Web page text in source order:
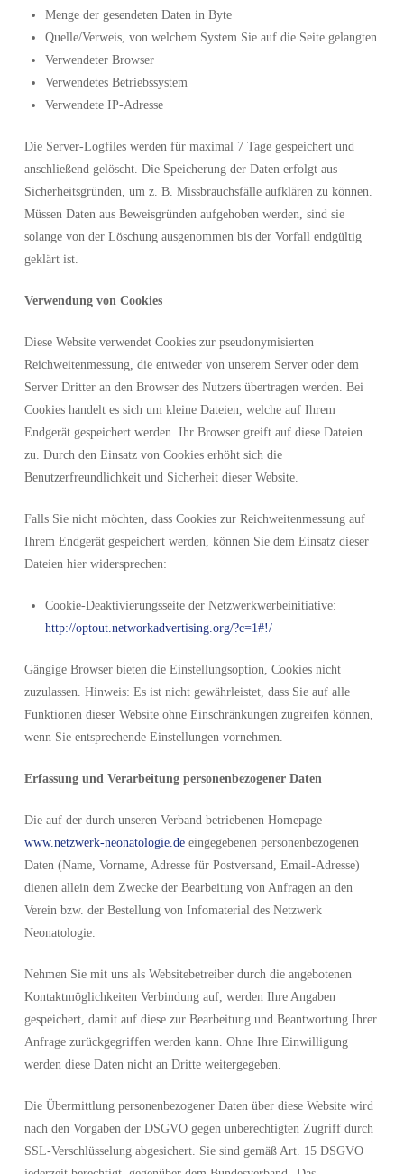
Menge der gesendeten Daten in Byte
Quelle/Verweis, von welchem System Sie auf die Seite gelangten
Verwendeter Browser
Verwendetes Betriebssystem
Verwendete IP-Adresse
Die Server-Logfiles werden für maximal 7 Tage gespeichert und
anschließend gelöscht. Die Speicherung der Daten erfolgt aus
Sicherheitsgründen, um z. B. Missbrauchsfälle aufklären zu können.
Müssen Daten aus Beweisgründen aufgehoben werden, sind sie
solange von der Löschung ausgenommen bis der Vorfall endgültig
geklärt ist.
Verwendung von Cookies
Diese Website verwendet Cookies zur pseudonymisierten
Reichweitenmessung, die entweder von unserem Server oder dem
Server Dritter an den Browser des Nutzers übertragen werden. Bei
Cookies handelt es sich um kleine Dateien, welche auf Ihrem
Endgerät gespeichert werden. Ihr Browser greift auf diese Dateien
zu. Durch den Einsatz von Cookies erhöht sich die
Benutzerfreundlichkeit und Sicherheit dieser Website.
Falls Sie nicht möchten, dass Cookies zur Reichweitenmessung auf
Ihrem Endgerät gespeichert werden, können Sie dem Einsatz dieser
Dateien hier widersprechen:
Cookie-Deaktivierungsseite der Netzwerkwerbeinitiative:
http://optout.networkadvertising.org/?c=1#!/
Gängige Browser bieten die Einstellungsoption, Cookies nicht
zuzulassen. Hinweis: Es ist nicht gewährleistet, dass Sie auf alle
Funktionen dieser Website ohne Einschränkungen zugreifen können,
wenn Sie entsprechende Einstellungen vornehmen.
Erfassung und Verarbeitung personenbezogener Daten
Die auf der durch unseren Verband betriebenen Homepage
www.netzwerk-neonatologie.deeingegebenen personenbezogenen
Daten (Name, Vorname, Adresse für Postversand, Email-Adresse)
dienen allein dem Zwecke der Bearbeitung von Anfragen an den
Verein bzw. der Bestellung von Infomaterial des Netzwerk
Neonatologie.
Nehmen Sie mit uns als Websitebetreiber durch die angebotenen
Kontaktmöglichkeiten Verbindung auf, werden Ihre Angaben
gespeichert, damit auf diese zur Bearbeitung und Beantwortung Ihrer
Anfrage zurückgegriffen werden kann. Ohne Ihre Einwilligung
werden diese Daten nicht an Dritte weitergegeben.
Die Übermittlung personenbezogener Daten über diese Website wird
nach den Vorgaben der DSGVO gegen unberechtigten Zugriff durch
SSL-Verschlüsselung abgesichert. Sie sind gemäß Art. 15 DSGVO